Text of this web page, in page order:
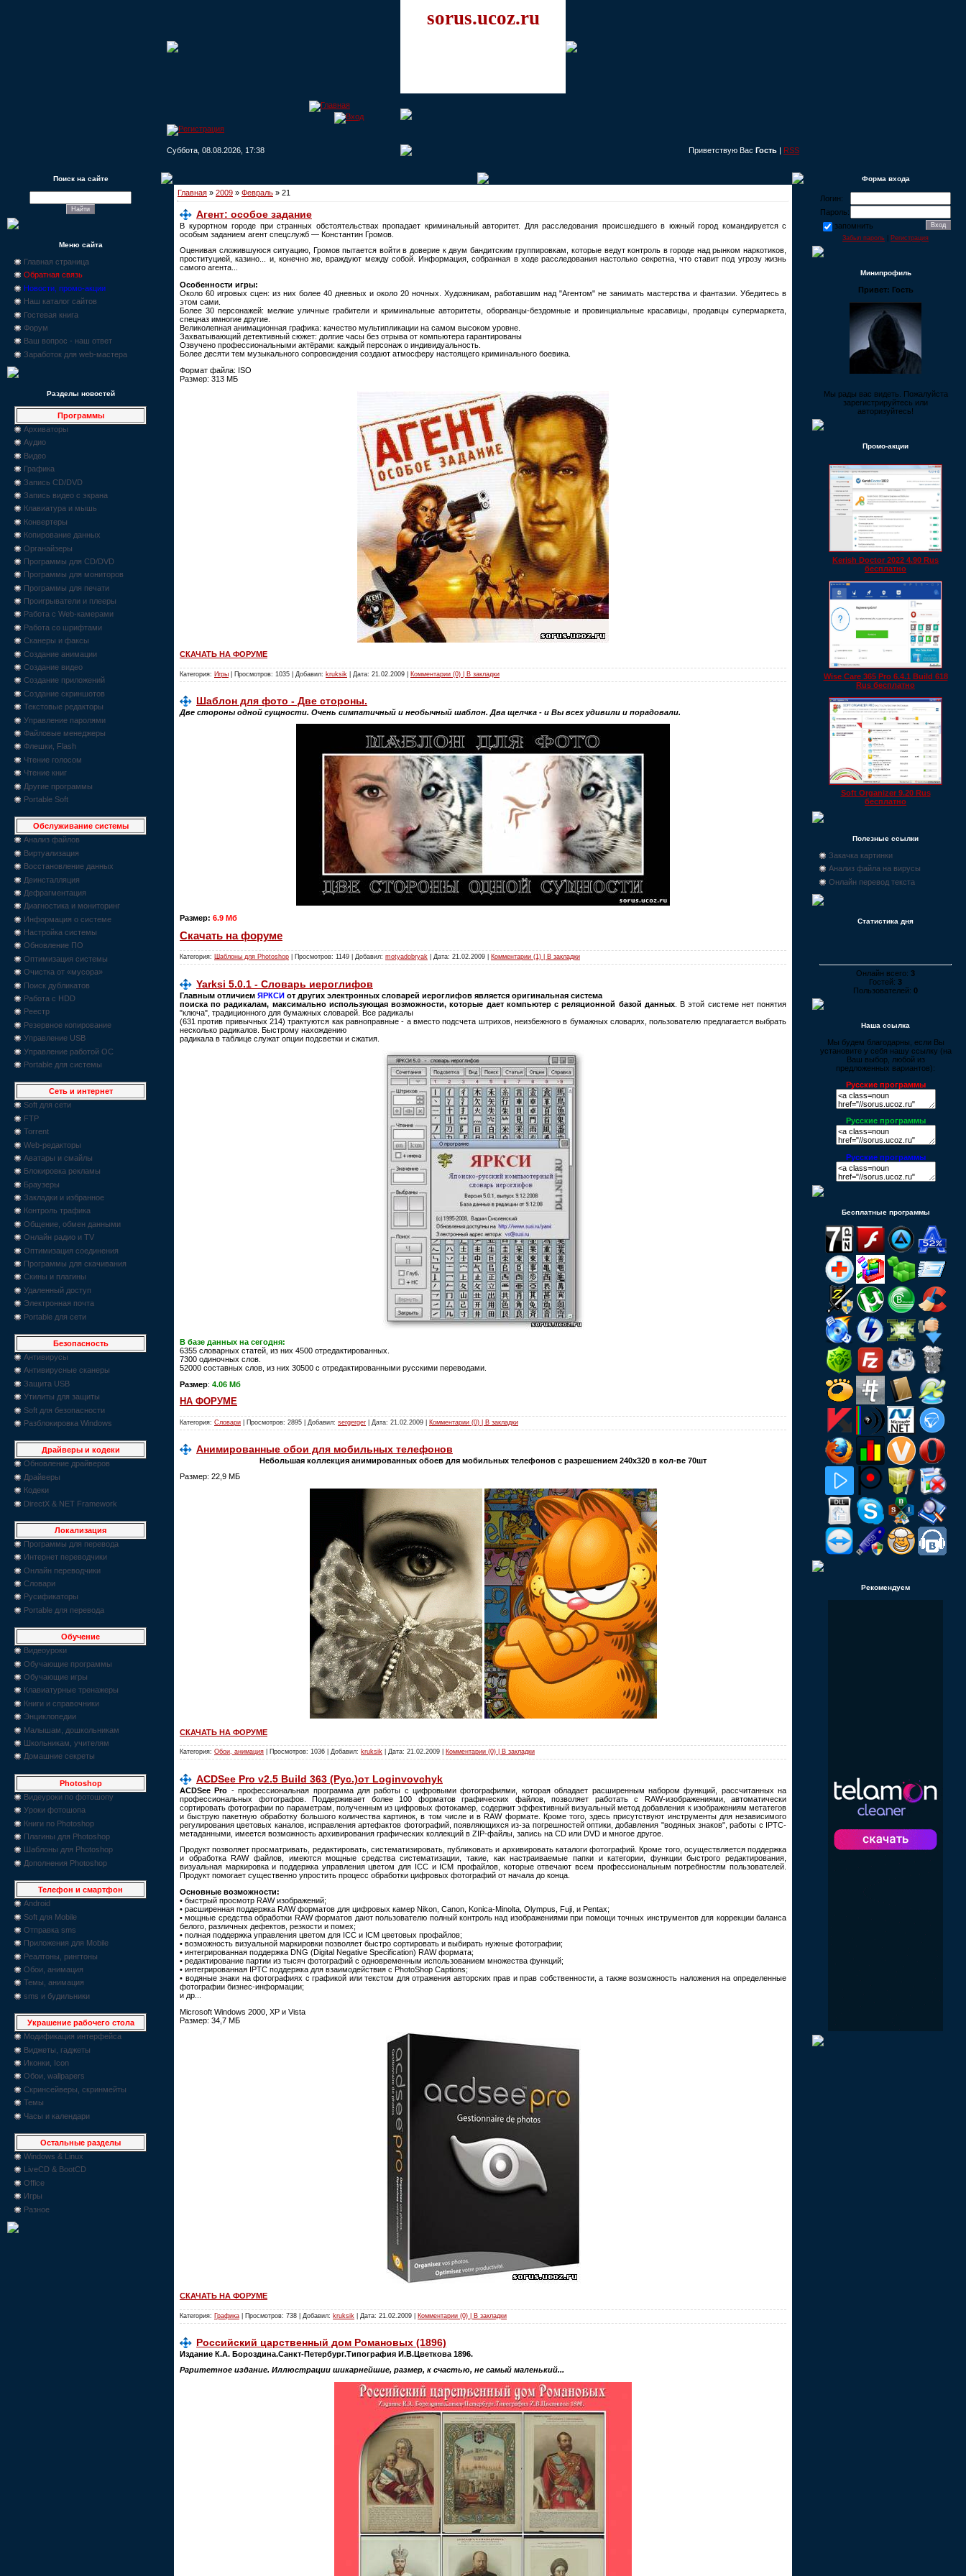
sorus.ucoz.ru
Суббота, 08.08.2026, 17:38 Приветствую Вас Гость | RSS
Поиск на сайте
Меню сайта
Главная страница
Обратная связь
Новости, промо-акции
Наш каталог сайтов
Гостевая книга
Форум
Ваш вопрос - наш ответ
Заработок для web-мастера
Разделы новостей
Программы
Архиваторы
Аудио
Видео
Графика
Запись CD/DVD
Запись видео с экрана
Клавиатура и мышь
Конвертеры
Копирование данных
Органайзеры
Программы для CD/DVD
Программы для мониторов
Программы для печати
Проигрыватели и плееры
Работа с Web-камерами
Работа со шрифтами
Сканеры и факсы
Создание анимации
Создание видео
Создание приложений
Создание скриншотов
Текстовые редакторы
Управление паролями
Файловые менеджеры
Флешки, Flash
Чтение голосом
Чтение книг
Другие программы
Portable Soft
Обслуживание системы
Анализ файлов
Виртуализация
Восстановление данных
Деинсталляция
Дефрагментация
Диагностика и мониторинг
Информация о системе
Настройка системы
Обновление ПО
Оптимизация системы
Очистка от «мусора»
Поиск дубликатов
Работа с HDD
Реестр
Резервное копирование
Управление USB
Управление работой ОС
Portable для системы
Сеть и интернет
Soft для сети
FTP
Torrent
Web-редакторы
Аватары и смайлы
Блокировка рекламы
Браузеры
Закладки и избранное
Контроль трафика
Общение, обмен данными
Онлайн радио и TV
Оптимизация соединения
Программы для скачивания
Скины и плагины
Удаленный доступ
Электронная почта
Portable для сети
Безопасность
Антивирусы
Антивирусные сканеры
Защита USB
Утилиты для защиты
Soft для безопасности
Разблокировка Windows
Драйверы и кодеки
Обновление драйверов
Драйверы
Кодеки
DirectX & NET Framework
Локализация
Программы для перевода
Интернет переводчики
Онлайн переводчики
Словари
Русификаторы
Portable для перевода
Обучение
Видеоуроки
Обучающие программы
Обучающие игры
Клавиатурные тренажеры
Книги и справочники
Энциклопедии
Малышам, дошкольникам
Школьникам, учителям
Домашние секреты
Photoshop
Видеуроки по фотошопу
Уроки фотошопа
Книги по Photoshop
Плагины для Photoshop
Шаблоны для Photoshop
Дополнения Photoshop
Телефон и смартфон
Android
Soft для Mobile
Отправка sms
Приложения для Mobile
Реалтоны, рингтоны
Обои, анимация
Темы, анимация
sms и будильники
Украшение рабочего стола
Модификация интерфейса
Виджеты, гаджеты
Иконки, Icon
Обои, wallpapers
Скринсейверы, скринмейты
Темы
Часы и календари
Остальные разделы
Windows & Linux
LiveCD & BootCD
Office
Игры
Разное
Главная » 2009 » Февраль » 21
Агент: особое задание
В курортном городе при странных обстоятельствах пропадает криминальный авторитет. Для расследования происшедшего в южный город командируется с
особым заданием агент спецслужб — Константин Громов.
Оценивая сложившуюся ситуацию, Громов пытается войти в доверие к двум бандитским группировкам, которые ведут контроль в городе над рынком наркотиков,
проституцией, казино... и, конечно же, враждуют между собой. Информация, собранная в ходе расследования настолько секретна, что ставит под угрозу жизнь
самого агента...
Особенности игры:
Около 60 игровых сцен: из них более 40 дневных и около 20 ночных. Художникам, работавшим над "Агентом" не занимать мастерства и фантазии. Убедитесь в
этом сами.
Более 30 персонажей: мелкие уличные грабители и криминальные авторитеты, оборванцы-бездомные и провинциальные красавицы, продавцы супермаркета,
спецназ имногие другие.
Великолепная анимационная графика: качество мультипликации на самом высоком уровне.
Захватывающий детективный сюжет: долгие часы без отрыва от компьютера гарантированы
Озвучено профессиональными актёрами: каждый персонаж o индивидуальность.
Более десяти тем музыкального сопровождения создают атмосферу настоящего криминального боевика.
Формат файла: ISO
Размер: 313 МБ
СКАЧАТЬ НА ФОРУМЕ
Категория: Игры | Просмотров: 1035 | Добавил: kruksik | Дата: 21.02.2009 Комментарии (0) | В закладки
Шаблон для фото - Две стороны.
Две стороны одной сущности. Очень симпатичный и необычный шаблон. Два щелчка - и Вы всех удивили и порадовали.
Размер: 6.9 Мб
Скачать на форуме
Категория: Шаблоны для Photoshop | Просмотров: 1149 | Добавил: motyadobryak | Дата: 21.02.2009 Комментарии (1) | В закладки
Yarksi 5.0.1 - Словарь иероглифов
Главным отличием ЯРКСИ от других электронных словарей иероглифов является оригинальная система
поиска по радикалам, максимально использующая возможности, которые дает компьютер с реляционной базой данных. В этой системе нет понятия
"ключа", традиционного для бумажных словарей. Все радикалы
(631 против привычных 214) трактуются как равноправные - а вместо подсчета штрихов, неизбежного в бумажных словарях, пользователю предлагается выбрать
несколько радикалов. Быстрому нахождению
радикала в таблице служат опции подсветки и сжатия.
В базе данных на сегодня:
6355 словарных статей, из них 4500 отредактированных.
7300 одиночных слов.
52000 составных слов, из них 30500 с отредактированными русскими переводами.
Размер: 4.06 Мб
НА ФОРУМЕ
Категория: Словари | Просмотров: 2895 | Добавил: sergerger | Дата: 21.02.2009 Комментарии (0) | В закладки
Анимированные обои для мобильных телефонов
Небольшая коллекция анимированных обоев для мобильных телефонов с разрешением 240x320 в кол-ве 70шт
Размер: 22,9 МБ
СКАЧАТЬ НА ФОРУМЕ
Категория: Обои, анимация | Просмотров: 1036 | Добавил: kruksik | Дата: 21.02.2009 Комментарии (0) | В закладки
ACDSee Pro v2.5 Build 363 (Рус.)от Loginvovchyk
ACDSee Pro - профессиональная программа для работы с цифровыми фотографиями, которая обладает расширенным набором функций, рассчитанных на
профессиональных фотографов. Поддерживает более 100 форматов графических файлов, позволяет работать с RAW-изображениями, автоматически
сортировать фотографии по параметрам, полученным из цифровых фотокамер, содержит эффективный визуальный метод добавления к изображениям метатегов
и быструю пакетную обработку большого количества картинок, в том числе и в RAW формате. Кроме того, здесь присутствуют инструменты для независимого
регулирования цветовых каналов, исправления артефактов фотографий, появляющихся из-за погрешностей оптики, добавления "водяных знаков", работы с IPTC-
метаданными, имеется возможность архивирования графических коллекций в ZIP-файлы, запись на CD или DVD и многое другое.
Продукт позволяет просматривать, редактировать, систематизировать, публиковать и архивировать каталоги фотографий. Кроме того, осуществляется поддержка
и обработка RAW файлов, имеются мощные средства систематизации, такие, как настраиваемые папки и категории, функции быстрого редактирования,
визуальная маркировка и поддержка управления цветом для ICC и ICM профайлов, которые отвечают всем профессиональным потребностям пользователей.
Продукт помогает существенно упростить процесс обработки цифровых фотографий от начала до конца.
Основные возможности:
• быстрый просмотр RAW изображений;
• расширенная поддержка RAW форматов для цифровых камер Nikon, Canon, Konica-Minolta, Olympus, Fuji, и Pentax;
• мощные средства обработки RAW форматов дают пользователю полный контроль над изображениями при помощи точных инструментов для коррекции баланса
белого, различных дефектов, резкости и помех;
• полная поддержка управления цветом для ICC и ICM цветовых профайлов;
• возможность визуальной маркировки позволяет быстро сортировать и выбирать нужные фотографии;
• интегрированная поддержка DNG (Digital Negative Specification) RAW формата;
• редактирование партии из тысяч фотографий с одновременным использованием множества функций;
• интегрированная IPTC поддержка для взаимодействия с PhotoShop Captions;
• водяные знаки на фотографиях с графикой или текстом для отражения авторских прав и прав собственности, а также возможность наложения на определенные
фотографии бизнес-информации;
и др...
Microsoft Windows 2000, XP и Vista
Размер: 34,7 МБ
СКАЧАТЬ НА ФОРУМЕ
Категория: Графика | Просмотров: 738 | Добавил: kruksik | Дата: 21.02.2009 Комментарии (0) | В закладки
Российский царственный дом Романовых (1896)
Издание К.А. Бороздина.Санкт-Петербург.Типография И.В.Цветкова 1896.
Раритетное издание. Иллюстрации шикарнейшие, размер, к счастью, не самый маленький...
Форма входа
Логин:
Пароль:
запомнить
Забыл пароль Регистрация
Минипрофиль
Привет: Гость
Мы рады вас видеть. Пожалуйста
зарегистрируйтесь или
авторизуйтесь!
Промо-акции
Kerish Doctor 2022 4.90 Rus
бесплатно
Wise Care 365 Pro 6.4.1 Build 618
Rus бесплатно
Soft Organizer 9.20 Rus
бесплатно
Полезные ссылки
Закачка картинки
Анализ файла на вирусы
Онлайн перевод текста
Статистика дня
Онлайн всего: 3
Гостей: 3
Пользователей: 0
Наша ссылка
Мы будем благодарны, если Вы
установите у себя нашу ссылку (на
Ваш выбор, любой из
предложенных вариантов):
Русские программы
Русские программы
Русские программы
Бесплатные программы
Рекомендуем